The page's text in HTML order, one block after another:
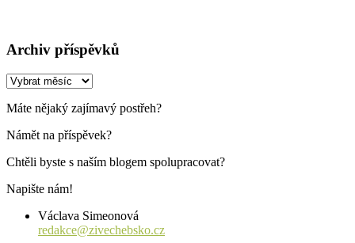
Archiv příspěvků
Archiv
Máte nějaký zajímavý postřeh?
Námět na příspěvek?
Chtěli byste s naším blogem spolupracovat?
Napište nám!
Václava Simeonová
redakce@zivechebsko.cz